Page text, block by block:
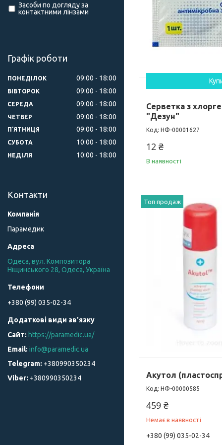
Серветка з
"Дезун"
НФ-00001627
12 ₴
В наявності
Топ продаж
Акутол
НФ-00000585
459 ₴
Немає в наявності
+380 (99) 035-02-34
Засоби по догляду за
контактними лінзами
Графік роботи
ПОНЕДІЛОК 09:00 18:00
ВІВТОРОК 09:00 18:00
СЕРЕДА 09:00 18:00
ЧЕТВЕР 09:00 18:00
ПʼЯТНИЦЯ 09:00 18:00
СУБОТА 10:00 18:00
НЕДІЛЯ 10:00 18:00
Контакти
Парамедик
Одеса, вул. Композитора
Ніщинського 28, Одеса, Україна
+380 (99) 035-02-34
https://paramedic.ua/
info@paramedic.ua
+380990350234
+380990350234